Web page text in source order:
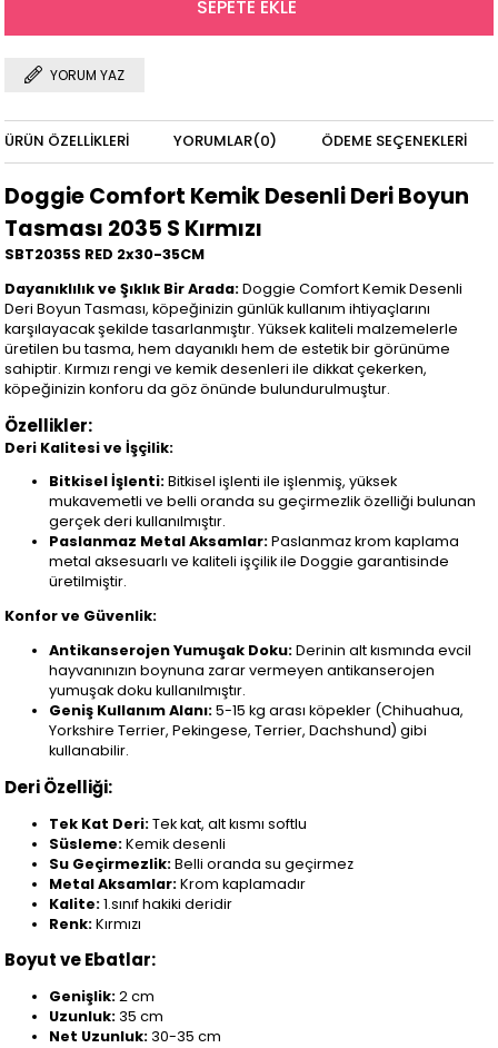
YORUM YAZ
ÜRÜN ÖZELLIKLERI YORUMLAR(0) ÖDEME SEÇENEKLERI
Doggie Comfort Kemik Desenli Deri Boyun
Tasması 2035 S Kırmızı
SBT2035S RED 2x30-35CM
Dayanıklılık ve Şıklık Bir Arada:Doggie Comfort Kemik Desenli
Deri Boyun Tasması, köpeğinizin günlük kullanım ihtiyaçlarını
karşılayacak şekilde tasarlanmıştır. Yüksek kaliteli malzemelerle
üretilen bu tasma, hem dayanıklı hem de estetik bir görünüme
sahiptir. Kırmızı rengi ve kemik desenleri ile dikkat çekerken,
köpeğinizin konforu da göz önünde bulundurulmuştur.
Özellikler:
Deri Kalitesi ve İşçilik:
Bitkisel İşlenti:Bitkisel işlenti ile işlenmiş, yüksek
mukavemetli ve belli oranda su geçirmezlik özelliği bulunan
gerçek deri kullanılmıştır.
Paslanmaz Metal Aksamlar:Paslanmaz krom kaplama
metal aksesuarlı ve kaliteli işçilik ile Doggie garantisinde
üretilmiştir.
Konfor ve Güvenlik:
Antikanserojen Yumuşak Doku:Derinin alt kısmında evcil
hayvanınızın boynuna zarar vermeyen antikanserojen
yumuşak doku kullanılmıştır.
Geniş Kullanım Alanı:5-15 kg arası köpekler (Chihuahua,
Yorkshire Terrier, Pekingese, Terrier, Dachshund) gibi
kullanabilir.
Deri Özelliği:
Tek Kat Deri:Tek kat, alt kısmı softlu
Süsleme:Kemik desenli
Su Geçirmezlik:Belli oranda su geçirmez
Metal Aksamlar:Krom kaplamadır
Kalite:1.sınıf hakiki deridir
Renk:Kırmızı
Boyut ve Ebatlar:
Genişlik:2 cm
Uzunluk: 35 cm
Net Uzunluk: 30-35 cm